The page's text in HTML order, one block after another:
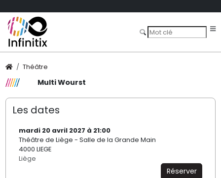
Théâtre
Multi Wourst
Les dates
mardi 20 avril 2027 à 21:00
Théâtre de Liège - Salle de la Grande Main
4000 LIEGE
Liège
Réserver